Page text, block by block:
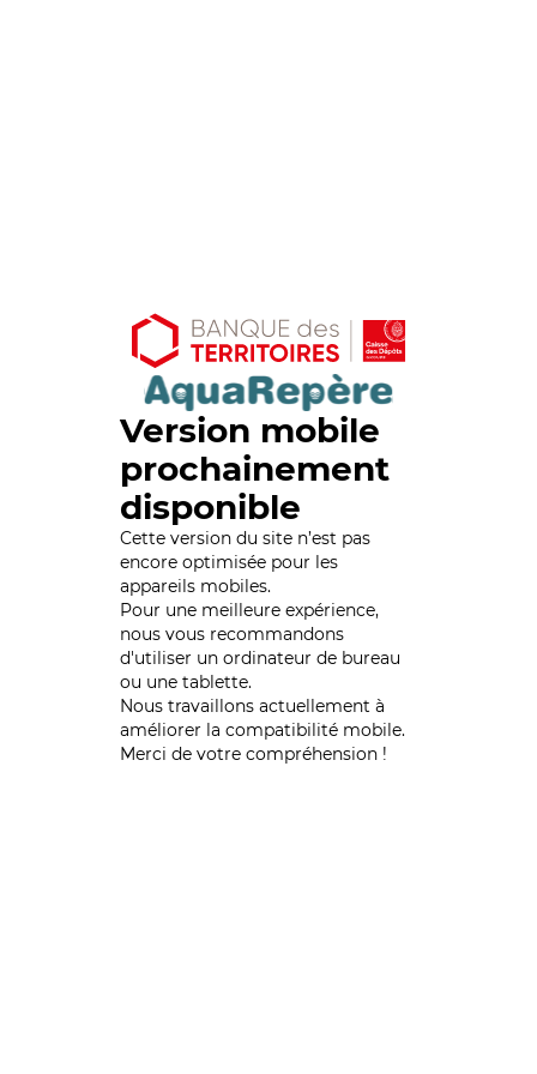
Version mobile
prochainement
disponible
Cette version du site n’est pas
encore optimisée pour les
appareils mobiles.
Pour une meilleure expérience,
nous vous recommandons
d'utiliser un ordinateur de bureau
ou une tablette.
Nous travaillons actuellement à
améliorer la compatibilité mobile.
Merci de votre compréhension !